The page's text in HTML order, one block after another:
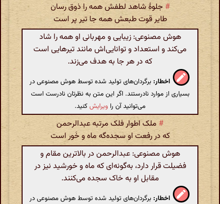
# جلوهٔ شاهد لطفش همه را ذوق رسان
طایر قوت طبعش همه جا تیر پر است
هوش مصنوعی: زیبایی و مهربانی او همه را شاد
می‌کند و استعداد و توانایی‌اش مانند تیرهایی است
که در هر جا به هدف می‌زند.
اخطار: برگردان‌های تولید شده توسط هوش مصنوعی در
بسیاری از موارد نادرستند. اگر این متن به نظرتان نادرست است
می‌توانید آن را ویرایشکنید.
# ملک اطوار فلک مرتبه عبدالرحمن
که در رفعت او سجده‌گه ماه و خَور است
هوش مصنوعی: عبدالرحمن در بالاترین مقام و
فضیلت قرار دارد، به‌گونه‌ای که ماه و خورشید نیز در
مقابل او به خاک سجده می‌کنند.
اخطار: برگردان‌های تولید شده توسط هوش مصنوعی در